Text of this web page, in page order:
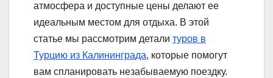
атмосфера и доступные цены делают ее
идеальным местом для отдыха. В этой
статье мы рассмотрим детали туров в
Турцию из Калининграда, которые помогут
вам спланировать незабываемую поездку.